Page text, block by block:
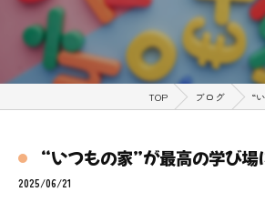
TOP ブログ “
“いつもの家”が最高の学び場
2025/06/21